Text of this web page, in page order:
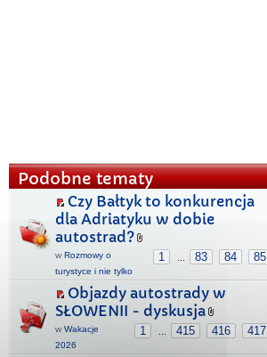
Podobne tematy
Czy Bałtyk to konkurencja
dla Adriatyku w dobie
autostrad?
1 83 84 85
w Rozmowy o
turystyce i nie tylko
Objazdy autostrady w
SŁOWENII - dyskusja
1 415 416 417
w Wakacje
2026